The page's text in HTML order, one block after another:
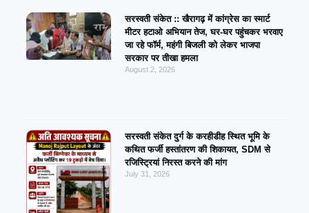
सरस्वती संकेत :: खैरागढ़ में कांग्रेस का स्मार्ट
मीटर हटाओ अभियान तेज, घर-घर पहुंचकर भरवाए
जा रहे फॉर्म, महंगी बिजली को लेकर भाजपा
सरकार पर तीखा हमला
August 2, 2026
सरस्वती संकेत दुर्ग के करहीडीह स्थित भूमि के
कथित फर्जी हस्तांतरण की शिकायत, SDM से
रजिस्ट्रियां निरस्त करने की मांग
July 31, 2026